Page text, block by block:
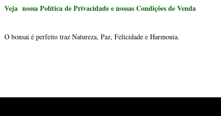
Veja nossa Política de Privacidade e nossas Condições de Venda
O bonsai é perfeito traz Natureza, Paz, Felicidade e Harmonia.